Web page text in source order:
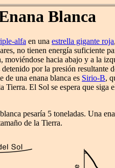
Blanca
alfa en una estrella gigante roja
no tienen energía suficiente
moviéndose hacia abajo y a la
detenido por la presión resultante
de una enana blanca es Sirio-B,
Tierra. El Sol se espera que siga
pesaría 5 toneladas. Una
de la Tierra.